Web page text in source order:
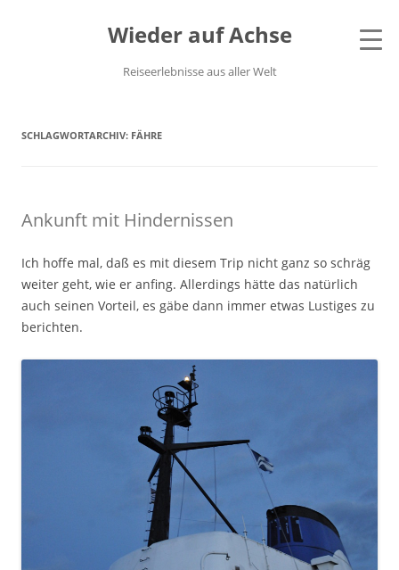
Wieder auf Achse
Reiseerlebnisse aus aller Welt
SCHLAGWORTARCHIV: FÄHRE
Ankunft mit Hindernissen
Ich hoffe mal, daß es mit diesem Trip nicht ganz so schräg
weiter geht, wie er anfing. Allerdings hätte das natürlich
auch seinen Vorteil, es gäbe dann immer etwas Lustiges zu
berichten.